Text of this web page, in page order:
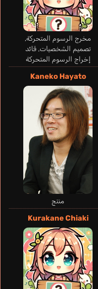
مخرج الرسوم المتحركة,
تصميم الشخصيات, قائد
إخراج الرسوم المتحركة
Kaneko Hayato
منتج
Kurakane Chiaki
C.
ألماني
إنجليزي
Meteor Ard
Van
Maxime
فرنسي
Lyrio Ingo
برتغالي